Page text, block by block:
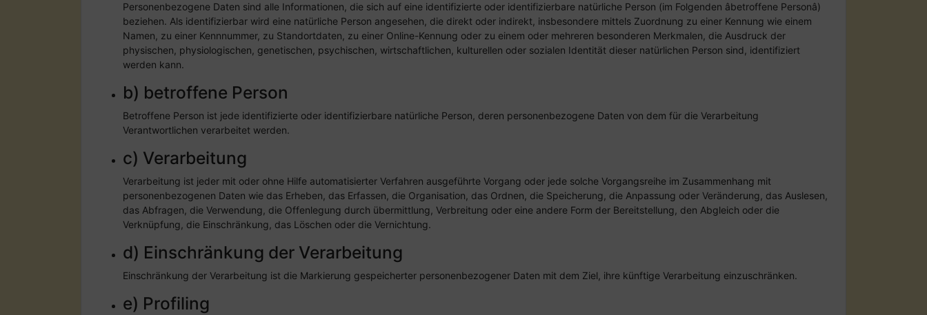
Personenbezogene Daten sind alle Informationen, die sich auf eine identifizierte oder identifizierbare natürliche Person (im Folgenden âbetroffene Personâ)
beziehen. Als identifizierbar wird eine natürliche Person angesehen, die direkt oder indirekt, insbesondere mittels Zuordnung zu einer Kennung wie einem
Namen, zu einer Kennnummer, zu Standortdaten, zu einer Online-Kennung oder zu einem oder mehreren besonderen Merkmalen, die Ausdruck der
physischen, physiologischen, genetischen, psychischen, wirtschaftlichen, kulturellen oder sozialen Identität dieser natürlichen Person sind, identifiziert
werden kann.
b) betroffene Person
Betroffene Person ist jede identifizierte oder identifizierbare natürliche Person, deren personenbezogene Daten von dem für die Verarbeitung
Verantwortlichen verarbeitet werden.
c) Verarbeitung
Verarbeitung ist jeder mit oder ohne Hilfe automatisierter Verfahren ausgeführte Vorgang oder jede solche Vorgangsreihe im Zusammenhang mit
personenbezogenen Daten wie das Erheben, das Erfassen, die Organisation, das Ordnen, die Speicherung, die Anpassung oder Veränderung, das Auslesen,
das Abfragen, die Verwendung, die Offenlegung durch übermittlung, Verbreitung oder eine andere Form der Bereitstellung, den Abgleich oder die
Verknüpfung, die Einschränkung, das Löschen oder die Vernichtung.
d) Einschränkung der Verarbeitung
Einschränkung der Verarbeitung ist die Markierung gespeicherter personenbezogener Daten mit dem Ziel, ihre künftige Verarbeitung einzuschränken.
e) Profiling